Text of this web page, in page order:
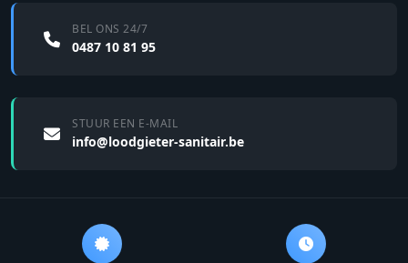
BEL ONS 24/7
0487 10 81 95
STUUR EEN E-MAIL
info@loodgieter-sanitair.be